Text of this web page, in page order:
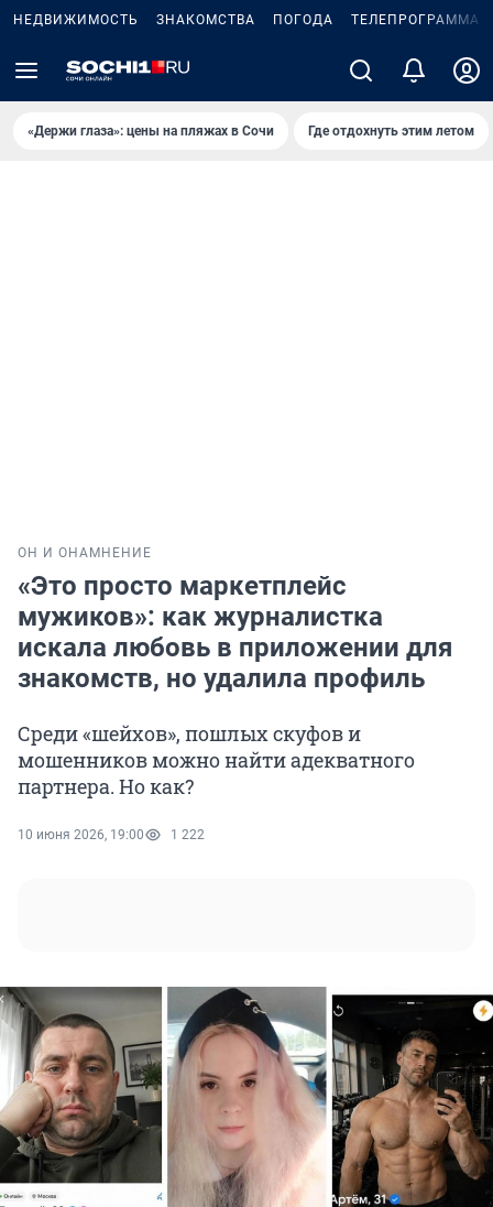
НЕДВИЖИМОСТЬ ЗНАКОМСТВА ПОГОДА ТЕЛЕПРОГРАММА
«Держи глаза»: цены на пляжах в Сочи Где отдохнуть этим летом
ОН И ОНА МНЕНИЕ
«Это просто маркетплейс
мужиков»: как журналистка
искала любовь в приложении для
знакомств, но удалила профиль
Среди «шейхов», пошлых скуфов и
мошенников можно найти адекватного
партнера. Но как?
10 июня 2026, 19:00 1 222